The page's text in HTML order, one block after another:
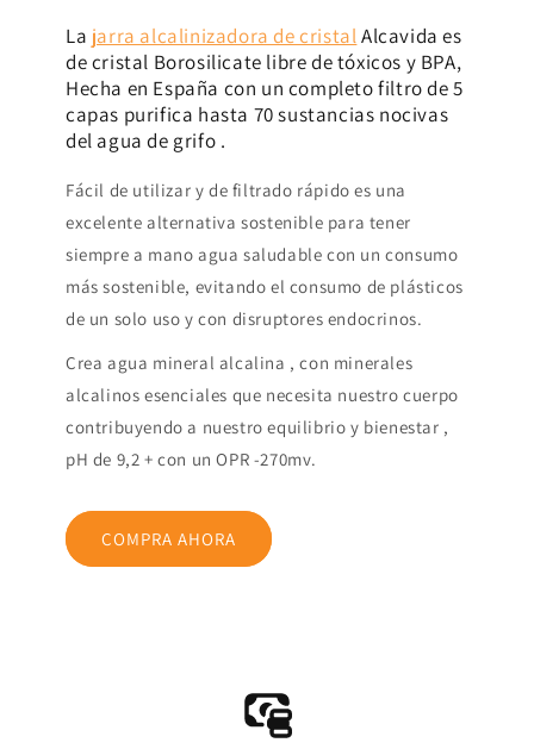
La jarra alcalinizadora de cristalAlcavida es
de cristal Borosilicate libre de tóxicos y BPA,
Hecha en España con un completo filtro de 5
capas purifica hasta 70 sustancias nocivas
del agua de grifo .
Fácil de utilizar y de filtrado rápido es una
excelente alternativa sostenible para tener
siempre a mano agua saludable con un consumo
más sostenible, evitando el consumo de plásticos
de un solo uso y con disruptores endocrinos.
Crea agua mineral alcalina , con minerales
alcalinos esenciales que necesita nuestro cuerpo
contribuyendo a nuestro equilibrio y bienestar ,
pH de 9,2 + con un OPR -270mv.
COMPRA AHORA